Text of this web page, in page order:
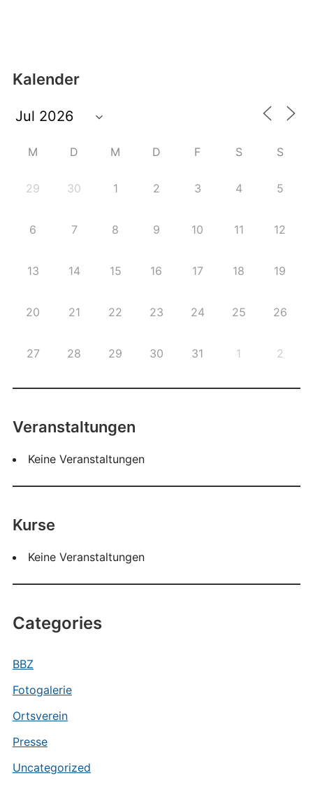
Kalender
M D M D F S S
29 30 1 2 3 4 5
6 7 8 9 10 11 12
13 14 15 16 17 18 19
20 21 22 23 24 25 26
27 28 29 30 31 1 2
Veranstaltungen
Keine Veranstaltungen
Kurse
Keine Veranstaltungen
Categories
BBZ
Fotogalerie
Ortsverein
Presse
Uncategorized